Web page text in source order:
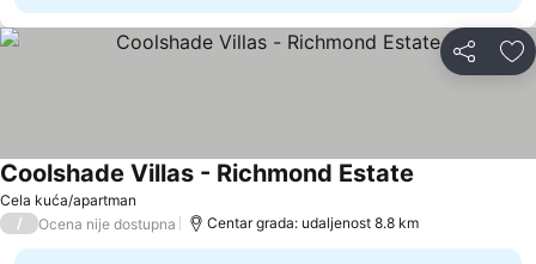
Deli
Cela kuća/apartman
Coolshade Villas - Richmond Estate
/ Ocena nije dostupna Centar grada: udaljenost 8.8 km